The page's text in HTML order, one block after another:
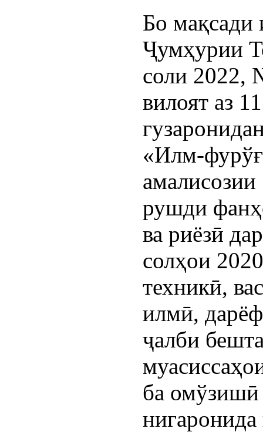
Бо
Ҷумҳурии
соли 2022,
вилоят аз
«Илм-
рушди
ва риёзӣ
солҳои
техникӣ,
илмӣ,
ҷалби
ба
нигаронида